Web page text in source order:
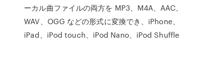
ーカル曲ファイルの両方を MP3、M4A、AAC、
WAV、OGG などの形式に変換でき、iPhone、
iPad、iPod touch、iPod Nano、iPod Shuffle